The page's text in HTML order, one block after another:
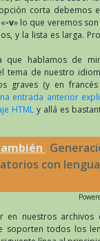
corta debemos
-v» lo que veremos
y la lista es larga.
hablamos de
tema de nuestro
graves (y en
na entrada anterior
HTML y allá es
con
en nuestros archivos
soporten todos los